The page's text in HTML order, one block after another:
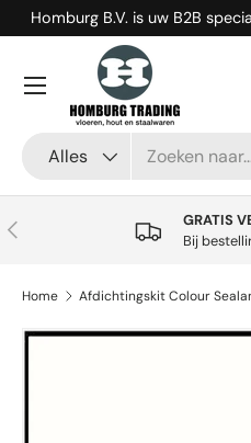
Ga naar inhoud
Homburg B.V. is uw B2B
Alles
Menu
Vorige
GRATIS
Bij
Home Afdichtingskit Colour